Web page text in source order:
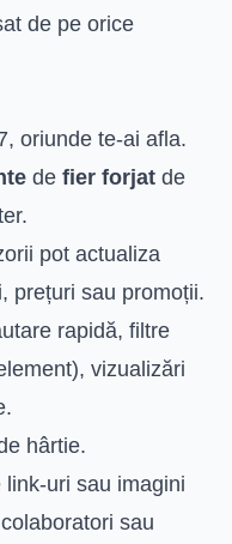
de pe orice
oriunde te-ai afla.
de fier forjat de
pot actualiza
prețuri sau promoții.
rapidă, filtre
vizualizări
hârtie.
link-uri sau imagini
sau